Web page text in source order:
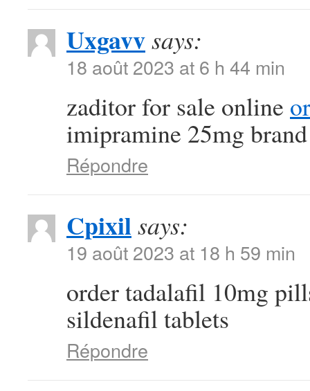
Uxgavvsays:
18 août 2023 at 6 h 44 min
zaditor for sale online
imipramine 25mg brand
Répondre
Cpixilsays:
19 août 2023 at 18 h 59 min
order tadalafil 10mg
sildenafil tablets
Répondre